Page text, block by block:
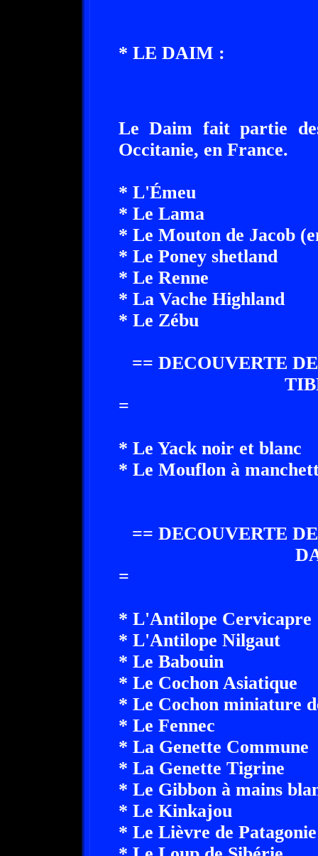
* LE DAIM :
Le Daim fait partie
Occitanie, en France.
* L'Émeu
* Le Lama
* Le Mouton de Jacob
* Le Poney shetland
* Le Renne
* La Vache Highland
* Le Zébu
== DECOUVERTE
=
* Le Yack noir et blanc
* Le Mouflon à
== DECOUVERTE
=
* L'Antilope Cervicapre
* L'Antilope Nilgaut
* Le Babouin
* Le Cochon Asiatique
* Le Cochon miniature
* Le Fennec
* La Genette Commune
* La Genette Tigrine
* Le Gibbon à mains
* Le Kinkajou
* Le Lièvre de Patagonie